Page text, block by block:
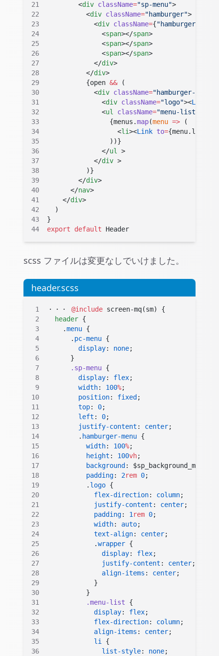
        <
div className="sp-menu">
          <
div className="hamburger">
            <
div className={"hamburger-line"
              <
span></span>
              <
span></span>
              <
span></span>
            </
div>
          </
div>
          {
open && (
            <
div className="hamburger-menu"
              <
div className="logo"><Logo
              <
ul className="menu-list"
                {
menus.map(menu => (
                  <
li><Link to={menu.link
                ))
}
              </
ul >
            </
div >
          )
}
        </
div>
      </
nav>
    </
div>
  )
}
export default Header
scss ファイルは変更なしでいけました。
header.scss
・・・ @include screen-mq(sm) {
  header
{
    .
menu {
      .
pc-menu {
        display
: none;
      }
      .sp-menu
{
        display
: flex;
        width
: 100%;
        position
: fixed ;
        top
: 0;
        left
: 0;
        justify-content
: center;
        .
hamburger-menu {
          width
: 100%;
          height
: 100vh;
          background
:
          padding
: 2rem 0;
          .
logo {
            flex-direction
: column;
            justify-content
: center;
            padding
: 1rem 0;
            width
: auto;
            text-align
: center;
            .
wrapper {
              display
: flex;
              justify-content
: center;
              align-items
: center;
            }
          }
          .menu-list
{
            display
: flex;
            flex-direction
: column;
            align-items
: center;
            li
{
              list-style
: none;